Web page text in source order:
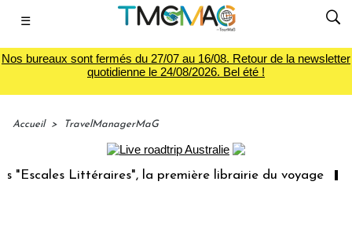
☰
Nos bureaux sont fermés du 27/07 au 16/08. Retour de la newsletter
quotidienne le 24/08/2026. Bel été !
Accueil > TravelManagerMaG
première librairie du voyage Le groupe Sainte-Claire